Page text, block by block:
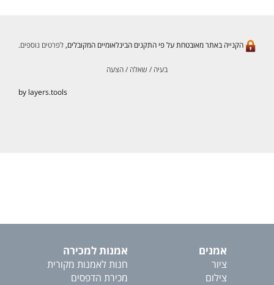
הקנייה באתר מאובטחת על פי התקנים הבינלאומיים המקובלים,לפרטים נוספים.
בעיה / שאלה / הצעה
by layers.tools
אמנים
ציור
צילום
אמנות למכירה
חנות לאמנות מקורית
מכירת הדפסים